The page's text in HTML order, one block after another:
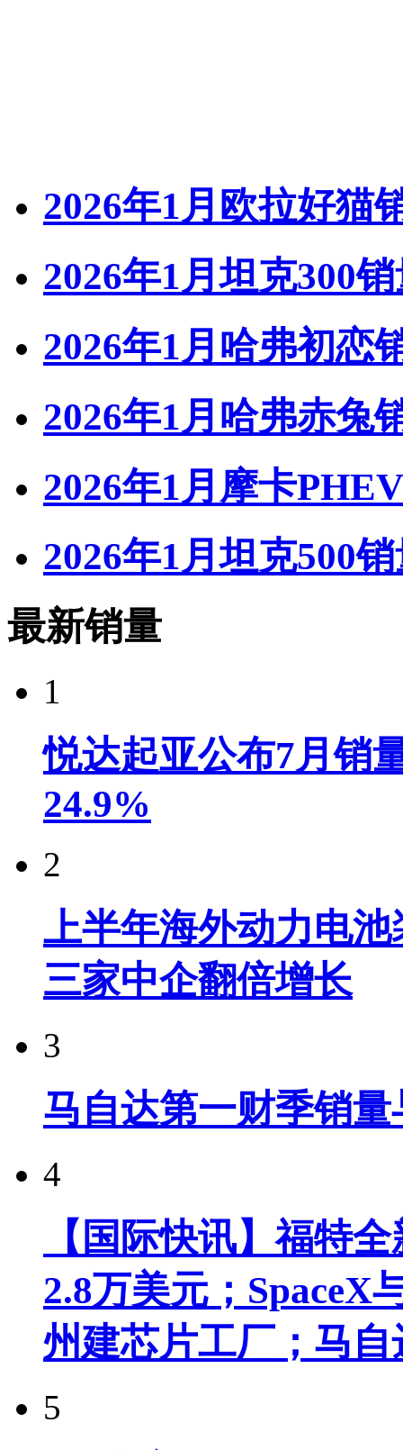
2026年1月欧拉好猫
2026年1月坦克300
2026年1月哈弗初恋
2026年1月哈弗赤兔
2026年1月摩卡
2026年1月坦克500
最新销量
1
悦达起亚公布7月销
24.9%
2
上半年海外动力电
三家中企翻倍增长
3
马自达第一财季销
4
【国际快讯】福特
2.8万美元；SpaceX
州建芯片工厂；马
5